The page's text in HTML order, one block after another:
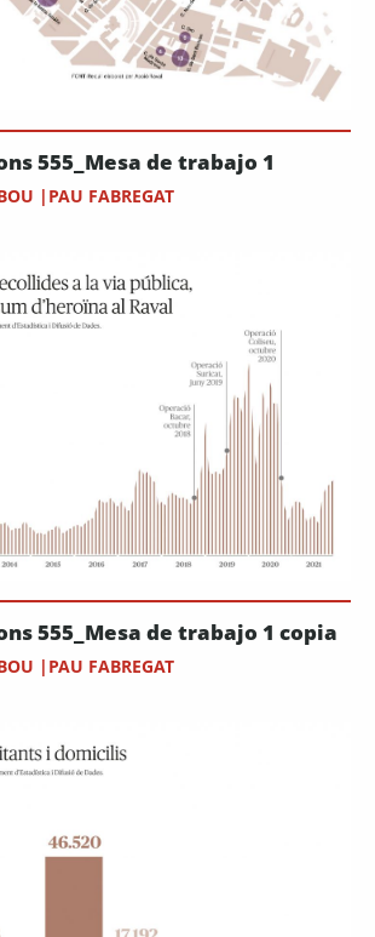
555_Mesa de trabajo 1
|PAU FABREGAT
555_Mesa de trabajo 1 copia
|PAU FABREGAT